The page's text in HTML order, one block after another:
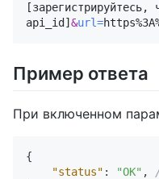
[зарегистрируйтесь,
api_id] &url=
Пример ответа
При включенном
{
"status" : "OK" ,